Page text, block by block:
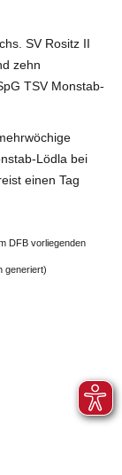
SV Rositz II
zehn
TSV Monstab-
Lödla bei
einen Tag
DFB vorliegenden
generiert)